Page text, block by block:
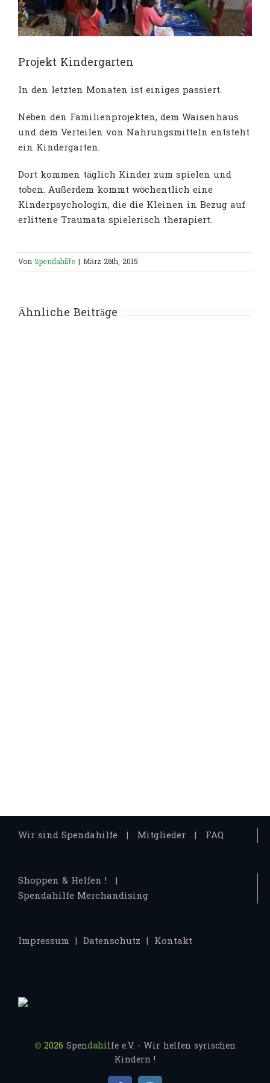
Projekt Kindergarten
In den letzten Monaten ist einiges passiert.
Neben den Familienprojekten, dem Waisenhaus
und dem Verteilen von Nahrungsmitteln entsteht
ein Kindergarten.
Dort kommen täglich Kinder zum spielen und
toben. Außerdem kommt wöchentlich eine
Kinderpsychologin, die die Kleinen in Bezug auf
erlittene Traumata spielerisch therapiert.
VonSpendahilfe | März 26th, 2015
Ähnliche Beiträge
Wir sind Spendahilfe Mitglieder FAQ
Shoppen & Helfen !
Spendahilfe Merchandising
Impressum Datenschutz Kontakt
© 2026 Spendahilfe e.V. - Wir helfen syrischen
Kindern !